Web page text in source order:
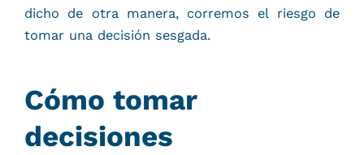
dicho de otra manera, corremos el riesgo de
tomar una decisión sesgada.
Cómo tomar
decisiones